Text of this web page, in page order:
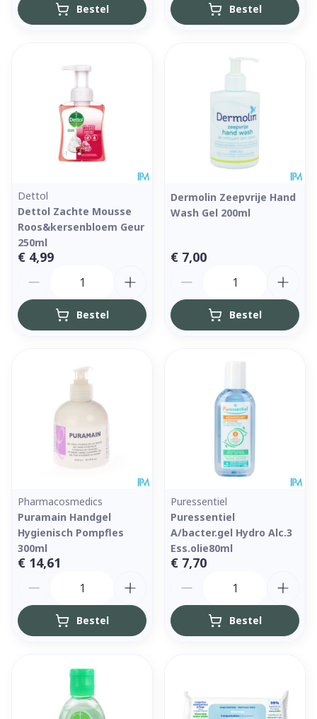
Bestel Bestel
Dettol
Dettol Zachte Mousse
Roos&kersenbloem Geur
250ml
€ 4,99
Bestel
Dermolin Zeepvrije Hand
Wash Gel 200ml
€ 7,00
Bestel
Pharmacosmedics
Puramain Handgel
Hygienisch Pompfles
300ml
€ 14,61
Bestel
Puressentiel
Puressentiel
A/bacter.gel Hydro Alc.3
Ess.olie80ml
€ 7,70
Bestel